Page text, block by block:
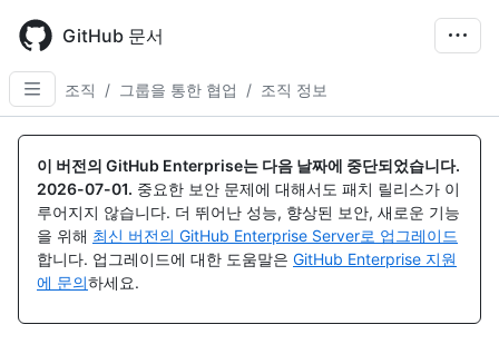
main
content
GitHub 문서
조직 / 그룹을 통한 협업 / 조직 정보
이 버전의 GitHub Enterprise는 다음 날짜에 중단되었습니다.
2026-07-01. 중요한 보안 문제에 대해서도 패치 릴리스가 이
루어지지 않습니다. 더 뛰어난 성능, 향상된 보안, 새로운 기능
을 위해 최신 버전의 GitHub Enterprise Server로 업그레이드
합니다. 업그레이드에 대한 도움말은 GitHub Enterprise 지원
에 문의하세요.